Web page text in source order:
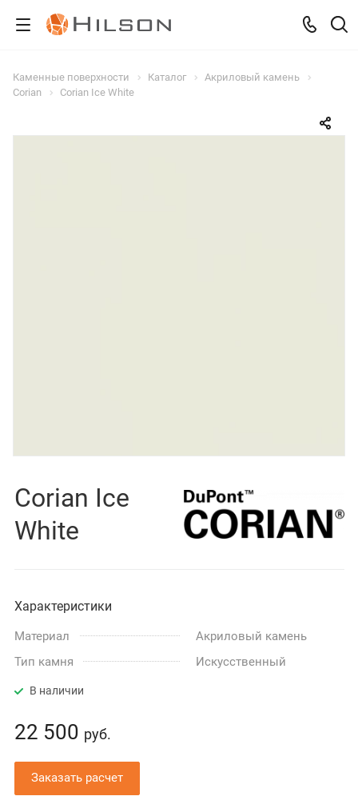
Каменные поверхности Каталог
Акриловый камень
Corian
Corian Ice White
Corian Ice
White
Характеристики
Материал
Акриловый камень
Тип камня
Искусственный
В наличии
22 500 руб.
Заказать расчет